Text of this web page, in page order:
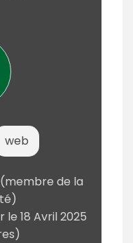
web
(membre de la
le 18 Avril 2025